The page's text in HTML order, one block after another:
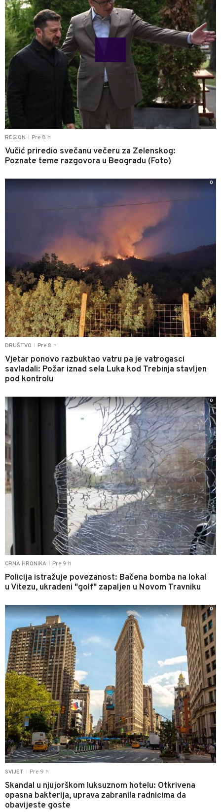
REGION Pre 8 h
Vučić priredio svečanu večeru za Zelenskog:
Poznate teme razgovora u Beogradu (Foto)
DRUŠTVO Pre 8 h
Vjetar ponovo razbuktao vatru pa je vatrogasci
savladali: Požar iznad sela Luka kod Trebinja stavljen
pod kontrolu
0
CRNA HRONIKA Pre 9 h
Policija istražuje povezanost: Bačena bomba na lokal
u Vitezu, ukradeni "golf" zapaljen u Novom Travniku
0
SVIJET Pre 9 h
Skandal u njujorškom luksuznom hotelu: Otkrivena
opasna bakterija, uprava zabranila radnicima da
obavijeste goste
0